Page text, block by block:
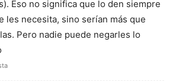
Eso no significa que lo den siempre
les necesita, sino serían más que
Pero nadie puede negarles lo